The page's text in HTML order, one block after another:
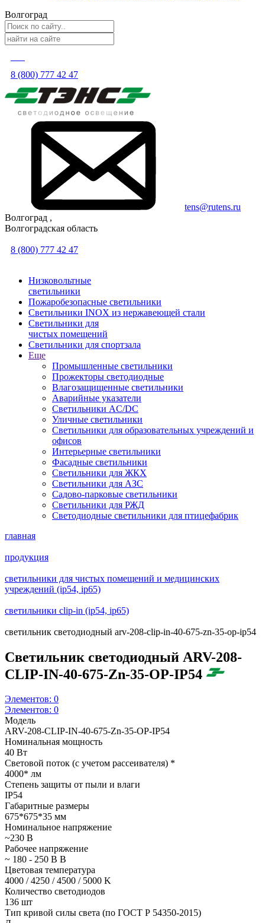
Волгоград
8 (800) 777 42 47
tens@rutens.ru
Волгоград ,
Волгоградская область
8 (800) 777 42 47
Низковольтные
светильники
Пожаробезопасные светильники
Светильники INOX из нержавеющей стали
Светильники для
чистых помещений
Светильники для спортзала
Еще
Промышленные светильники
Прожекторы светодиодные
Влагозащищенные светильники
Аварийные указатели
Светильники AC/DC
Уличные светильники
Светильники для образовательных учреждений и
офисов
Интерьерные светильники
Фасадные светильники
Светильники для ЖКХ
Светильники для АЗС
Садово-парковые светильники
Светильники для РЖД
Светодиодные светильники для птицефабрик
главная
продукция
светильники для чистых помещений и медицинских
учреждений (ip54, ip65)
светильники clip-in (ip54, ip65)
светильник светодиодный arv-208-clip-in-40-675-zn-35-op-ip54
Светильник светодиодный ARV-208-
CLIP-IN-40-675-Zn-35-OP-IP54
Элементов: 0
Элементов: 0
Модель
ARV-208-CLIP-IN-40-675-Zn-35-OP-IP54
Номинальная мощность
40 Вт
Световой поток (с учетом рассеивателя) *
4000* лм
Степень защиты от пыли и влаги
IP54
Габаритные размеры
675*675*35 мм
Номинальное напряжение
~230 В
Рабочее напряжение
~ 180 - 250 В В
Цветовая температура
4000 / 4250 / 4500 / 5000 K
Количество светодиодов
136 шт
Тип кривой силы света (по ГОСТ Р 54350-2015)